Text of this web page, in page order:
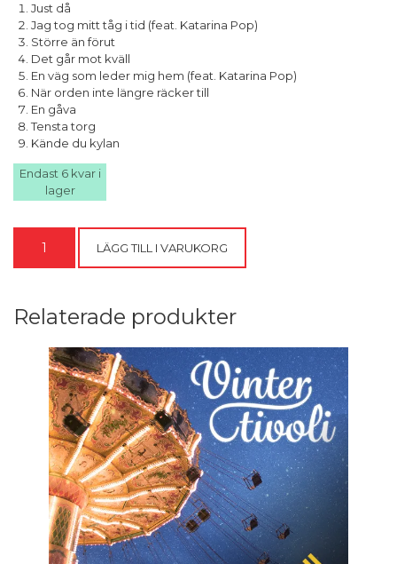
Just då
Jag tog mitt tåg i tid (feat. Katarina Pop)
Större än förut
Det går mot kväll
En väg som leder mig hem (feat. Katarina Pop)
När orden inte längre räcker till
En gåva
Tensta torg
Kände du kylan
Endast 6 kvar i
lager
signerad
LÄGG TILL I VARUKORG
Relaterade produkter